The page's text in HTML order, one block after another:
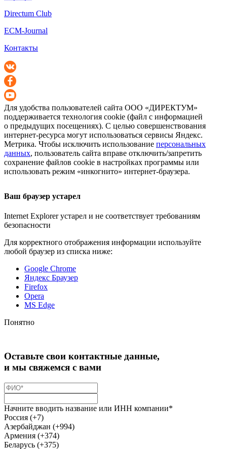
Directum Club
ECM-Journal
Контакты
Для удобства пользователей сайта ООО «ДИРЕКТУМ»
поддерживается технология cookie (файл с информацией
о предыдущих посещениях). С целью совершенствования
интернет-ресурса могут использоваться сервисы Яндекс.
Метрика. Чтобы исключить использование персональных
данных, пользователь сайта вправе отключить/запретить
сохранение файлов cookie в настройках программы или
использовать режим «инкогнито» интернет-браузера.
Ваш браузер устарел
Internet Explorer устарел и не соответствует требованиям
безопасности
Для корректного отображения информации используйте
любой браузер из списка ниже:
Google Chrome
Яндекс Браузер
Firefox
Opera
MS Edge
Понятно
Оставьте свои контактные данные,
и мы свяжемся с вами
Начните вводить название или ИНН компании*
Россия (+7)
Азербайджан (+994)
Армения (+374)
Беларусь (+375)